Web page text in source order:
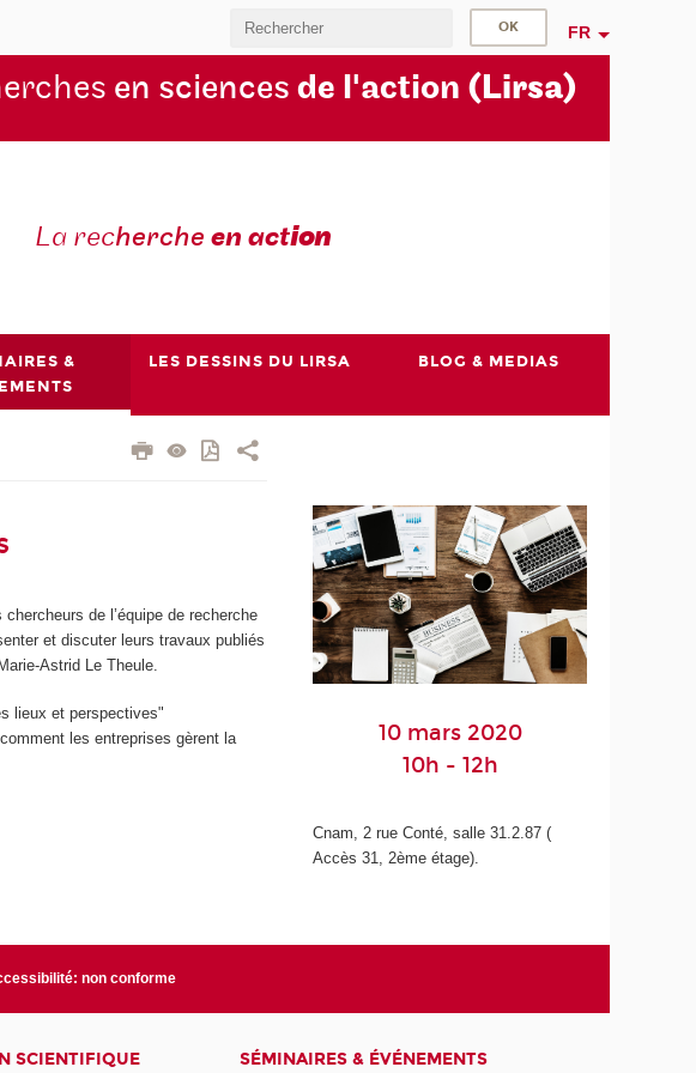
FR
en sciences de l'action (Lirsa)
La recherche en action
&
LES DESSINS DU LIRSA BLOG & MEDIAS
de l’équipe de recherche
et discuter leurs travaux publiés
Astrid Le Theule.
lieux et perspectives"
les entreprises gèrent la
10 mars 2020
10h - 12h
Cnam, 2 rue Conté, salle 31.2.87 (
Accès 31, 2ème étage).
non conforme
SCIENTIFIQUE SÉMINAIRES & ÉVÉNEMENTS